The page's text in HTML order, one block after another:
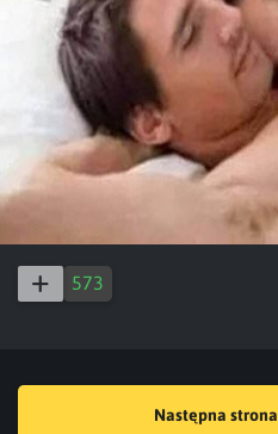
573
Następna strona